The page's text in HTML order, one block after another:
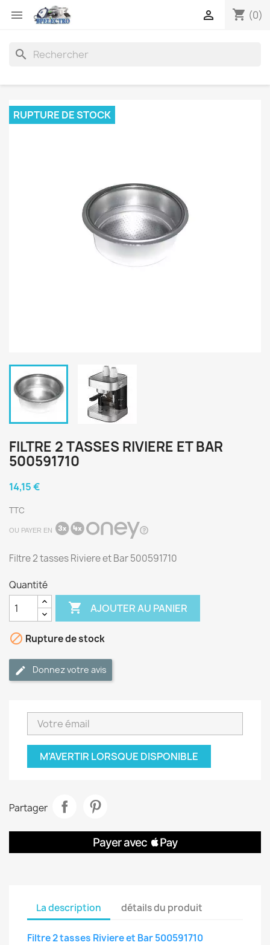
 shopping_cart (0)

search
RUPTURE DE STOCK
FILTRE 2 TASSES RIVIERE ET BAR
500591710
14,15 €
TTC
OU PAYER EN
Filtre 2 tasses Riviere et Bar 500591710
Quantité
 AJOUTER AU PANIER
 Rupture de stock
Donnez votre avis
M'AVERTIR LORSQUE DISPONIBLE
Partager
La description détails du produit
Filtre 2 tasses Riviere et Bar 500591710